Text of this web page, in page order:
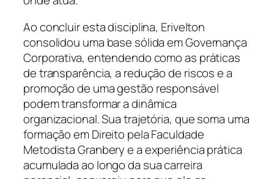
Ao concluir esta disciplina, Erivelton
consolidou uma base sólida em Governança
Corporativa, entendendo como as práticas
de transparência, a redução de riscos e a
promoção de uma gestão responsável
podem transformar a dinâmica
organizacional. Sua trajetória, que soma uma
formação em Direito pela Faculdade
Metodista Granbery e a experiência prática
acumulada ao longo da sua carreira